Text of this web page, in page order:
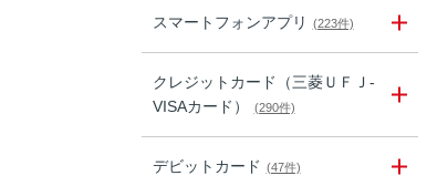
スマートフォンアプリ (223件)
クレジットカード（三菱ＵＦＪ-
VISAカード）
(290件)
デビットカード (47件)